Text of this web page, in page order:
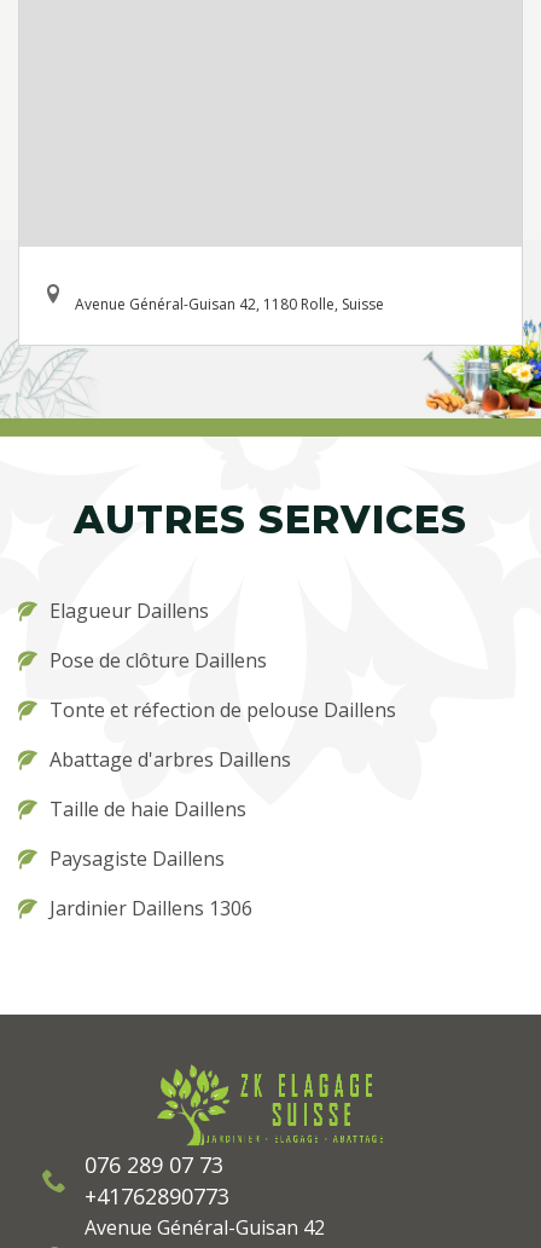
Avenue Général-Guisan 42, 1180 Rolle, Suisse
AUTRES SERVICES
Elagueur Daillens
Pose de clôture Daillens
Tonte et réfection de pelouse Daillens
Abattage d'arbres Daillens
Taille de haie Daillens
Paysagiste Daillens
Jardinier Daillens 1306
076 289 07 73
+41762890773
Avenue Général-Guisan 42